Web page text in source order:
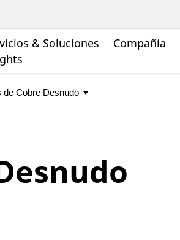
& Soluciones Compañía